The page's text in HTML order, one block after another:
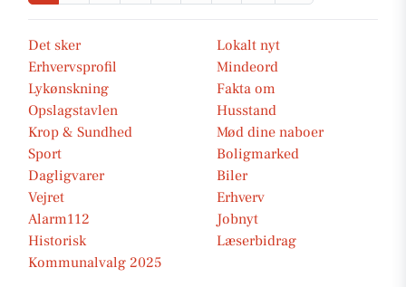
Det sker
Lokalt nyt
Erhvervsprofil
Mindeord
Lykønskning
Fakta om
Opslagstavlen
Husstand
Krop & Sundhed
Mød dine naboer
Sport
Boligmarked
Dagligvarer
Biler
Vejret
Erhverv
Alarm112
Jobnyt
Historisk
Læserbidrag
Kommunalvalg 2025